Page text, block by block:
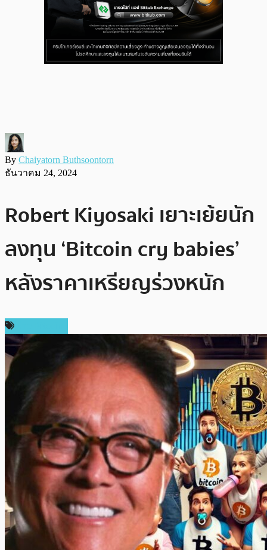
By Chaiyatorn Buthsoontorn
ธันวาคม 24, 2024
Robert Kiyosaki เยาะเย้ยนัก
ลงทุน ‘Bitcoin cry babies’
หลังราคาเหรียญร่วงหนัก